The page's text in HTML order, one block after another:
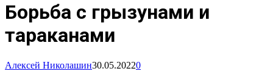
Борьба с грызунами и
тараканами
Алексей Николашин30.05.20220